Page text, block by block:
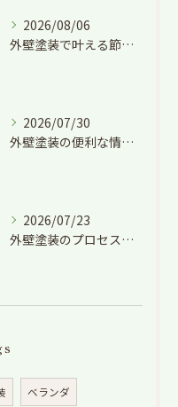
2026/08/06
外壁塗装で叶える節電効果と愛知県の相場や色選びのポイントを徹底解説
2026/07/30
外壁塗装の便利な情報と失敗しない色や費用判断のコツを徹底解説
2026/07/23
外壁塗装のプロセスを愛知県でスムーズに進めるための工程と費用徹底解説
ベランダ